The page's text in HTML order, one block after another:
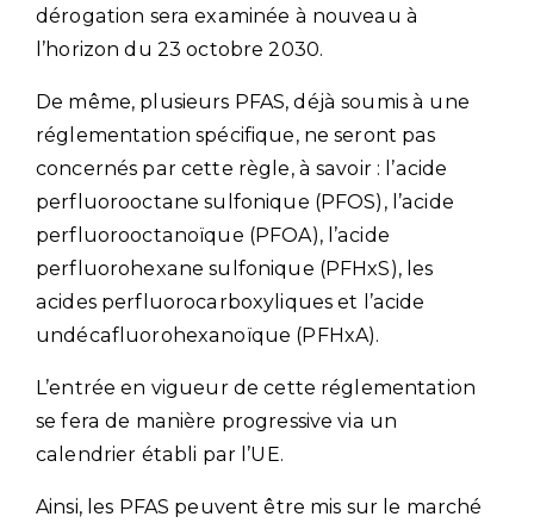
dérogation sera examinée à nouveau à
l’horizon du 23 octobre 2030.
De même, plusieurs PFAS, déjà soumis à une
réglementation spécifique, ne seront pas
concernés par cette règle, à savoir : l’acide
perfluorooctane sulfonique (PFOS), l’acide
perfluorooctanoïque (PFOA), l’acide
perfluorohexane sulfonique (PFHxS), les
acides perfluorocarboxyliques et l’acide
undécafluorohexanoïque (PFHxA).
L’entrée en vigueur de cette réglementation
se fera de manière progressive via un
calendrier établi par l’UE.
Ainsi, les PFAS peuvent être mis sur le marché